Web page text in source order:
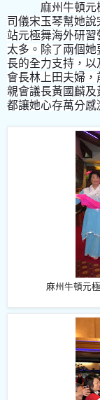
麻州牛頓元
司儀宋玉琴幫她
站元極舞海外研
太多。除了兩個
長的全力支持，以
會長林上田夫婦，
親會議長黃國麟及
都讓她心存萬分感
麻州牛頓元